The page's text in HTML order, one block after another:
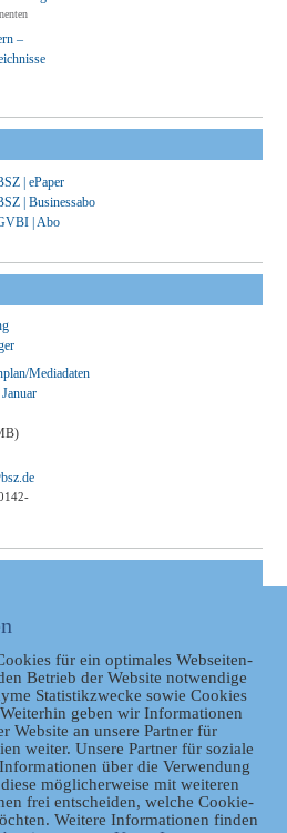
–
| ePaper
| Businessabo
| Abo
Mediadaten
für ein optimales Webseiten-
Betrieb der Website notwendige
Statistikzwecke sowie Cookies
geben wir Informationen
Website an unsere Partner für
weiter. Unsere Partner für soziale
über die Verwendung
möglicherweise mit weiteren
frei entscheiden, welche Cookie-
Weitere Informationen finden